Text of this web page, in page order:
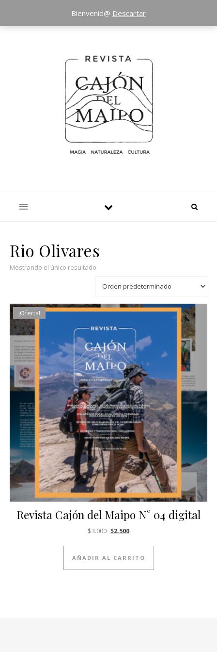
Rio Olivares
Mostrando el único resultado
¡Oferta!
Revista Cajón del Maipo N° 04 digital
$3.000 El precio original era: $3.000.
$2.500El precio actual es: $2.500.
AÑADIR AL CARRITO
Bienvenid@ Descartar